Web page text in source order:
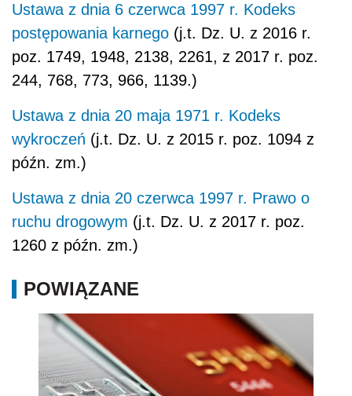
Ustawa z dnia 6 czerwca 1997 r. Kodeks
postępowania karnego (j.t. Dz. U. z 2016 r.
poz. 1749, 1948, 2138, 2261, z 2017 r. poz.
244, 768, 773, 966, 1139.)
Ustawa z dnia 20 maja 1971 r. Kodeks
wykroczeń (j.t. Dz. U. z 2015 r. poz. 1094 z
późn. zm.)
Ustawa z dnia 20 czerwca 1997 r. Prawo o
ruchu drogowym (j.t. Dz. U. z 2017 r. poz.
1260 z późn. zm.)
POWIĄZANE